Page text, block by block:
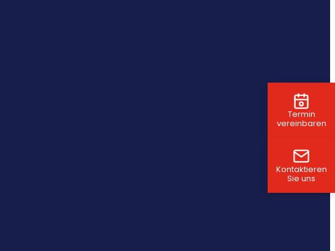
Termin
vereinbaren
Kontaktieren
Sie uns